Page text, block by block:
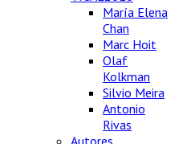
María Elena
Chan
Marc Hoit
Olaf
Kolkman
Silvio Meira
Antonio
Rivas
Autores